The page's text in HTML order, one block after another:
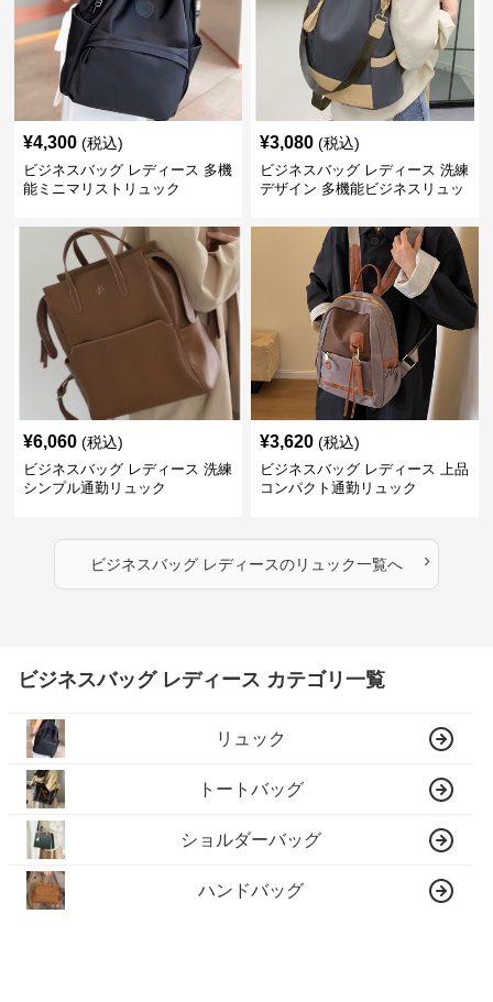
¥4,300 (税込)
ビジネスバッグ レディース 多機
能ミニマリストリュック
¥3,080 (税込)
ビジネスバッグ レディース 洗練
デザイン 多機能ビジネスリュッ
¥6,060 (税込)
ビジネスバッグ レディース 洗練
シンプル通勤リュック
¥3,620 (税込)
ビジネスバッグ レディース 上品
コンパクト通勤リュック
ビジネスバッグ レディースのリュック一覧へ ›
ビジネスバッグ レディース カテゴリ一覧
リュック
トートバッグ
ショルダーバッグ
ハンドバッグ